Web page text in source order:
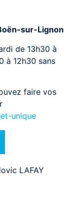
sur-Lignon
de 13h30 à
à 12h30 sans
faire vos
unique
LAFAY